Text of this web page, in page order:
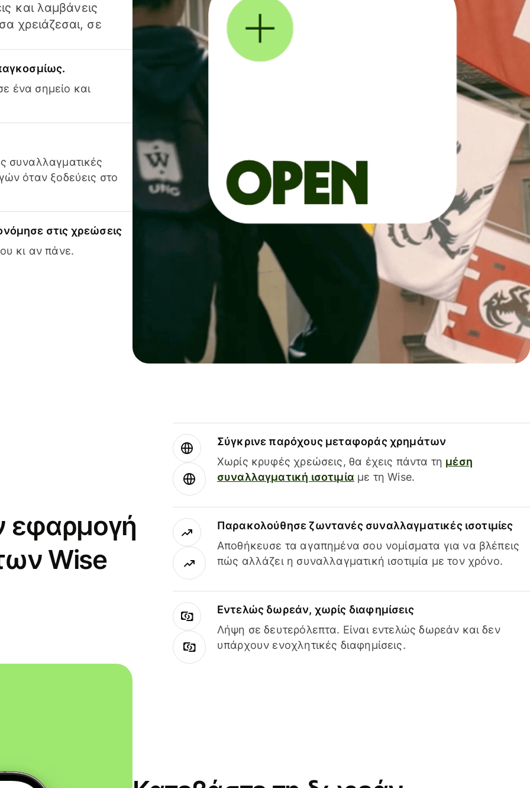
και λαμβάνεις
χρειάζεσαι, σε
ένα σημείο και
συναλλαγματικές
όταν ξοδεύεις στο
στις χρεώσεις
κι αν πάνε.
εφαρμογή
Wise
Σύγκρινε παρόχους μεταφοράς χρημάτων
Χωρίς κρυφές χρεώσεις, θα έχεις πάντα τη μέση
συναλλαγματική ισοτιμία με τη Wise.
Παρακολούθησε ζωντανές συναλλαγματικές ισοτιμίες
Αποθήκευσε τα αγαπημένα σου νομίσματα για να βλέπεις
πώς αλλάζει η συναλλαγματική ισοτιμία με τον χρόνο.
Εντελώς δωρεάν, χωρίς διαφημίσεις
Λήψη σε δευτερόλεπτα. Είναι εντελώς δωρεάν και δεν
υπάρχουν ενοχλητικές διαφημίσεις.